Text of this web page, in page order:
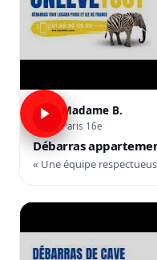
Madame B.
Paris 16e
Débarras
« Une équipe